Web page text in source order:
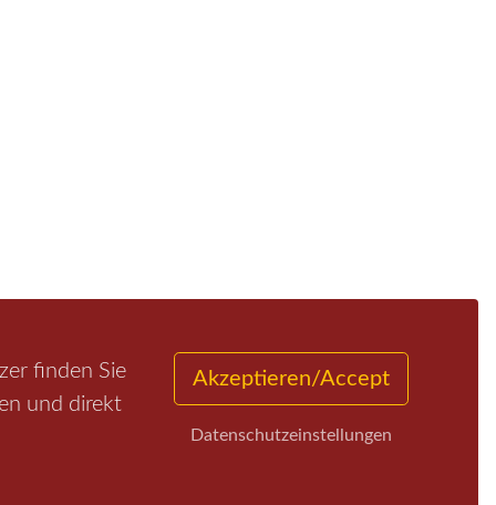
finden Sie
und direkt
Akzeptieren/Accept
Datenschutzeinstellungen